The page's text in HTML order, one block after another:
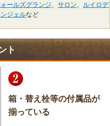
ールズグランジ サロン
ルイロデ
ジェルなど
ト
箱・替え栓等の付属品が
揃っている